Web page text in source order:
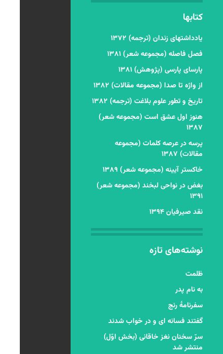
کتابها
یادداشتهای زندان (ترجمه) ۱۳۷۲
فصل فاصله (مجموعه شعر) ۱۳۸۱
پارسای پارسی (پژوهش) ۱۳۸۱
از واژه تا صدا (مجموعه مقالات) ۱۳۸۲
تاریخ و تطور علوم بلاغت (ترجمه) ۱۳۸۲
هنوز اول عشق است (مجموعه شعر)
۱۳۸۷
پرسه در عرصه کلمات (مجموعه
مقالات) ۱۳۸۷
خاکستر آیینه (مجموعه شعر) ۱۳۸۹
بغض در نواحی لبخند (مجموعه شعر)
۱۳۹۱
نقد صیرفیان ۱۳۹۴
نوشته‌های تازه
ظلمت
به نام پدر
سفرنامۀ رنج
گفتند فسانه ای و در خواب شدند
سرّ سخنان نغز خاقانی (بخش اوّل)
منتشر شد